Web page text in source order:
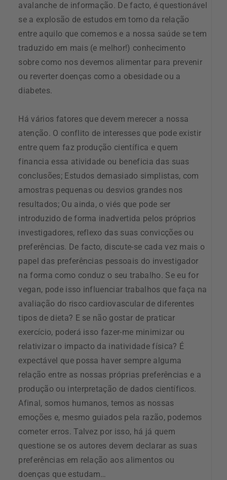
avalanche de informação. De facto, é questionável
se a explosão de estudos em torno da relação
entre aquilo que comemos e a nossa saúde se tem
traduzido em mais (e melhor!) conhecimento
sobre como nos devemos alimentar para prevenir
ou reverter doenças como a obesidade ou a
diabetes.
Há vários fatores que devem merecer a nossa
atenção. O conflito de interesses que pode existir
entre quem faz produção científica e quem
financia essa atividade ou beneficia das suas
conclusões; Estudos demasiado simplistas, com
amostras pequenas ou desvios grandes nos
resultados; Ou ainda, o viés que pode ser
introduzido de forma inadvertida pelos próprios
investigadores, reflexo das suas convicções ou
preferências. De facto, discute-se cada vez mais o
papel das preferências pessoais do investigador
na forma como conduz o seu trabalho. Se eu for
vegan, pode isso influenciar trabalhos que faça na
avaliação do risco cardiovascular de diferentes
tipos de dieta? E se não gostar de praticar
exercício, poderá isso fazer-me minimizar ou
relativizar o impacto da inatividade física? É
expectável que possa haver sempre alguma
relação entre as nossas próprias preferências e a
produção ou interpretação de dados científicos.
Afinal, somos humanos, temos as nossas
emoções e, mesmo guiados pela razão, podemos
cometer erros. Talvez por isso, há já quem
questione se os autores devem declarar as suas
preferências em relação aos alimentos ou
doenças que estudam…